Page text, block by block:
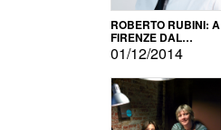
ROBERTO RUBINI: A
FIRENZE DAL
PRODOTTO ALLA
PROMOZIONE
01/12/2014